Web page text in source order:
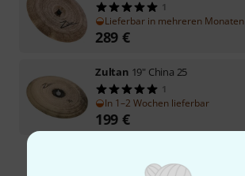
1
Lieferbar in mehreren Monaten
289 €
Zultan 19" China 25
1
In 1–2 Wochen lieferbar
199 €
Kostenloser Versand ab 29 €